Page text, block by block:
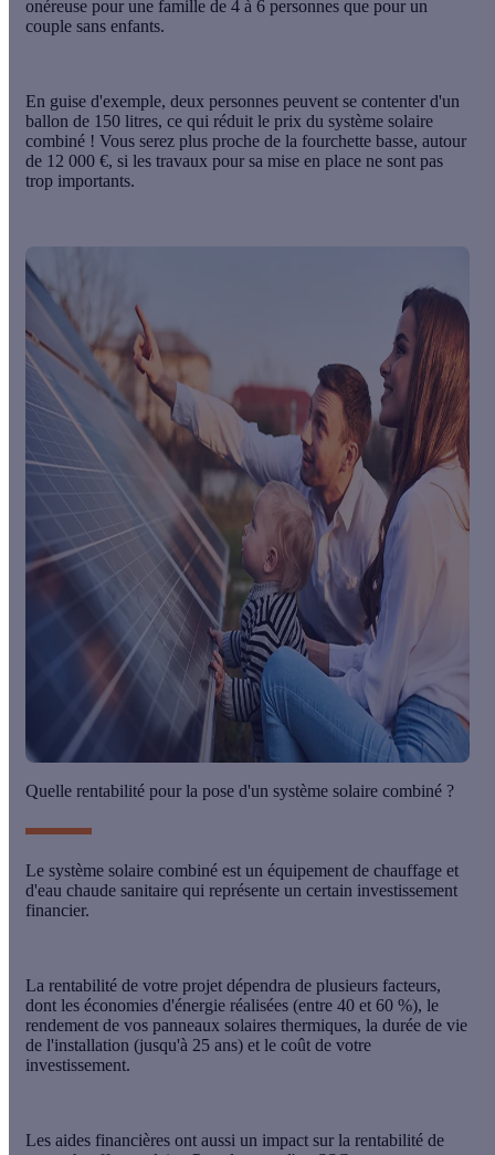
onéreuse pour une famille de 4 à 6 personnes que pour un
couple sans enfants.
En guise d'exemple, deux personnes peuvent se contenter d'un
ballon de 150 litres, ce qui réduit le prix du système solaire
combiné ! Vous serez plus proche de la fourchette basse, autour
de 12 000 €, si les travaux pour sa mise en place ne sont pas
trop importants.
Quelle rentabilité pour la pose d'un système solaire combiné ?
Le système solaire combiné est un équipement de chauffage et
d'eau chaude sanitaire qui représente un certain investissement
financier.
La rentabilité de votre projet dépendra de plusieurs facteurs,
dont les économies d'énergie réalisées (entre 40 et 60 %), le
rendement de vos panneaux solaires thermiques, la durée de vie
de l'installation (jusqu'à 25 ans) et le coût de votre
investissement.
Les aides financières ont aussi un impact sur la rentabilité de